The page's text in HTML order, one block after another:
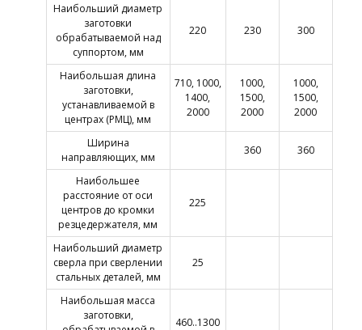
Наибольший диаметр
заготовки
обрабатываемой над
суппортом, мм
220 230 300
Наибольшая длина
заготовки,
устанавливаемой в
центрах (РМЦ), мм
710, 1000,
1400,
2000
1000,
1500,
2000
1000,
1500,
2000
Ширина
направляющих, мм
360 360
Наибольшее
расстояние от оси
центров до кромки
резцедержателя, мм
225
Наибольший диаметр
сверла при сверлении
стальных деталей, мм
25
Наибольшая масса
заготовки,
460..1300